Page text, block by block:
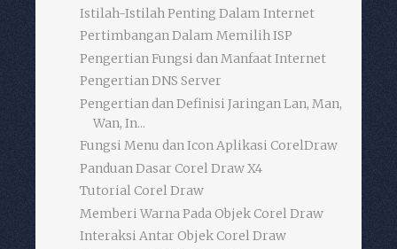
Istilah-Istilah Penting Dalam Internet
Pertimbangan Dalam Memilih ISP
Pengertian Fungsi dan Manfaat Internet
Pengertian DNS Server
Pengertian dan Definisi Jaringan Lan, Man,
Wan, In...
Fungsi Menu dan Icon Aplikasi CorelDraw
Panduan Dasar Corel Draw X4
Tutorial Corel Draw
Memberi Warna Pada Objek Corel Draw
Interaksi Antar Objek Corel Draw